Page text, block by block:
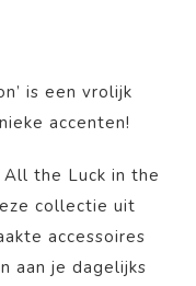
is een vrolijk
accenten!
the Luck in the
collectie uit
accessoires
aan je dagelijks